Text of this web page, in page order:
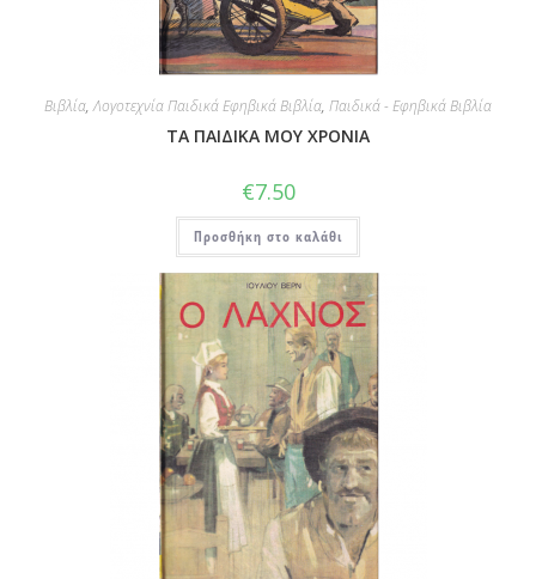
Βιβλία,Λογοτεχνία Παιδικά Εφηβικά Βιβλία, Παιδικά - Εφηβικά Βιβλία
ΤΑ ΠΑΙΔΙΚΑ ΜΟΥ ΧΡΟΝΙΑ
€7.50
Προσθήκη στο καλάθι